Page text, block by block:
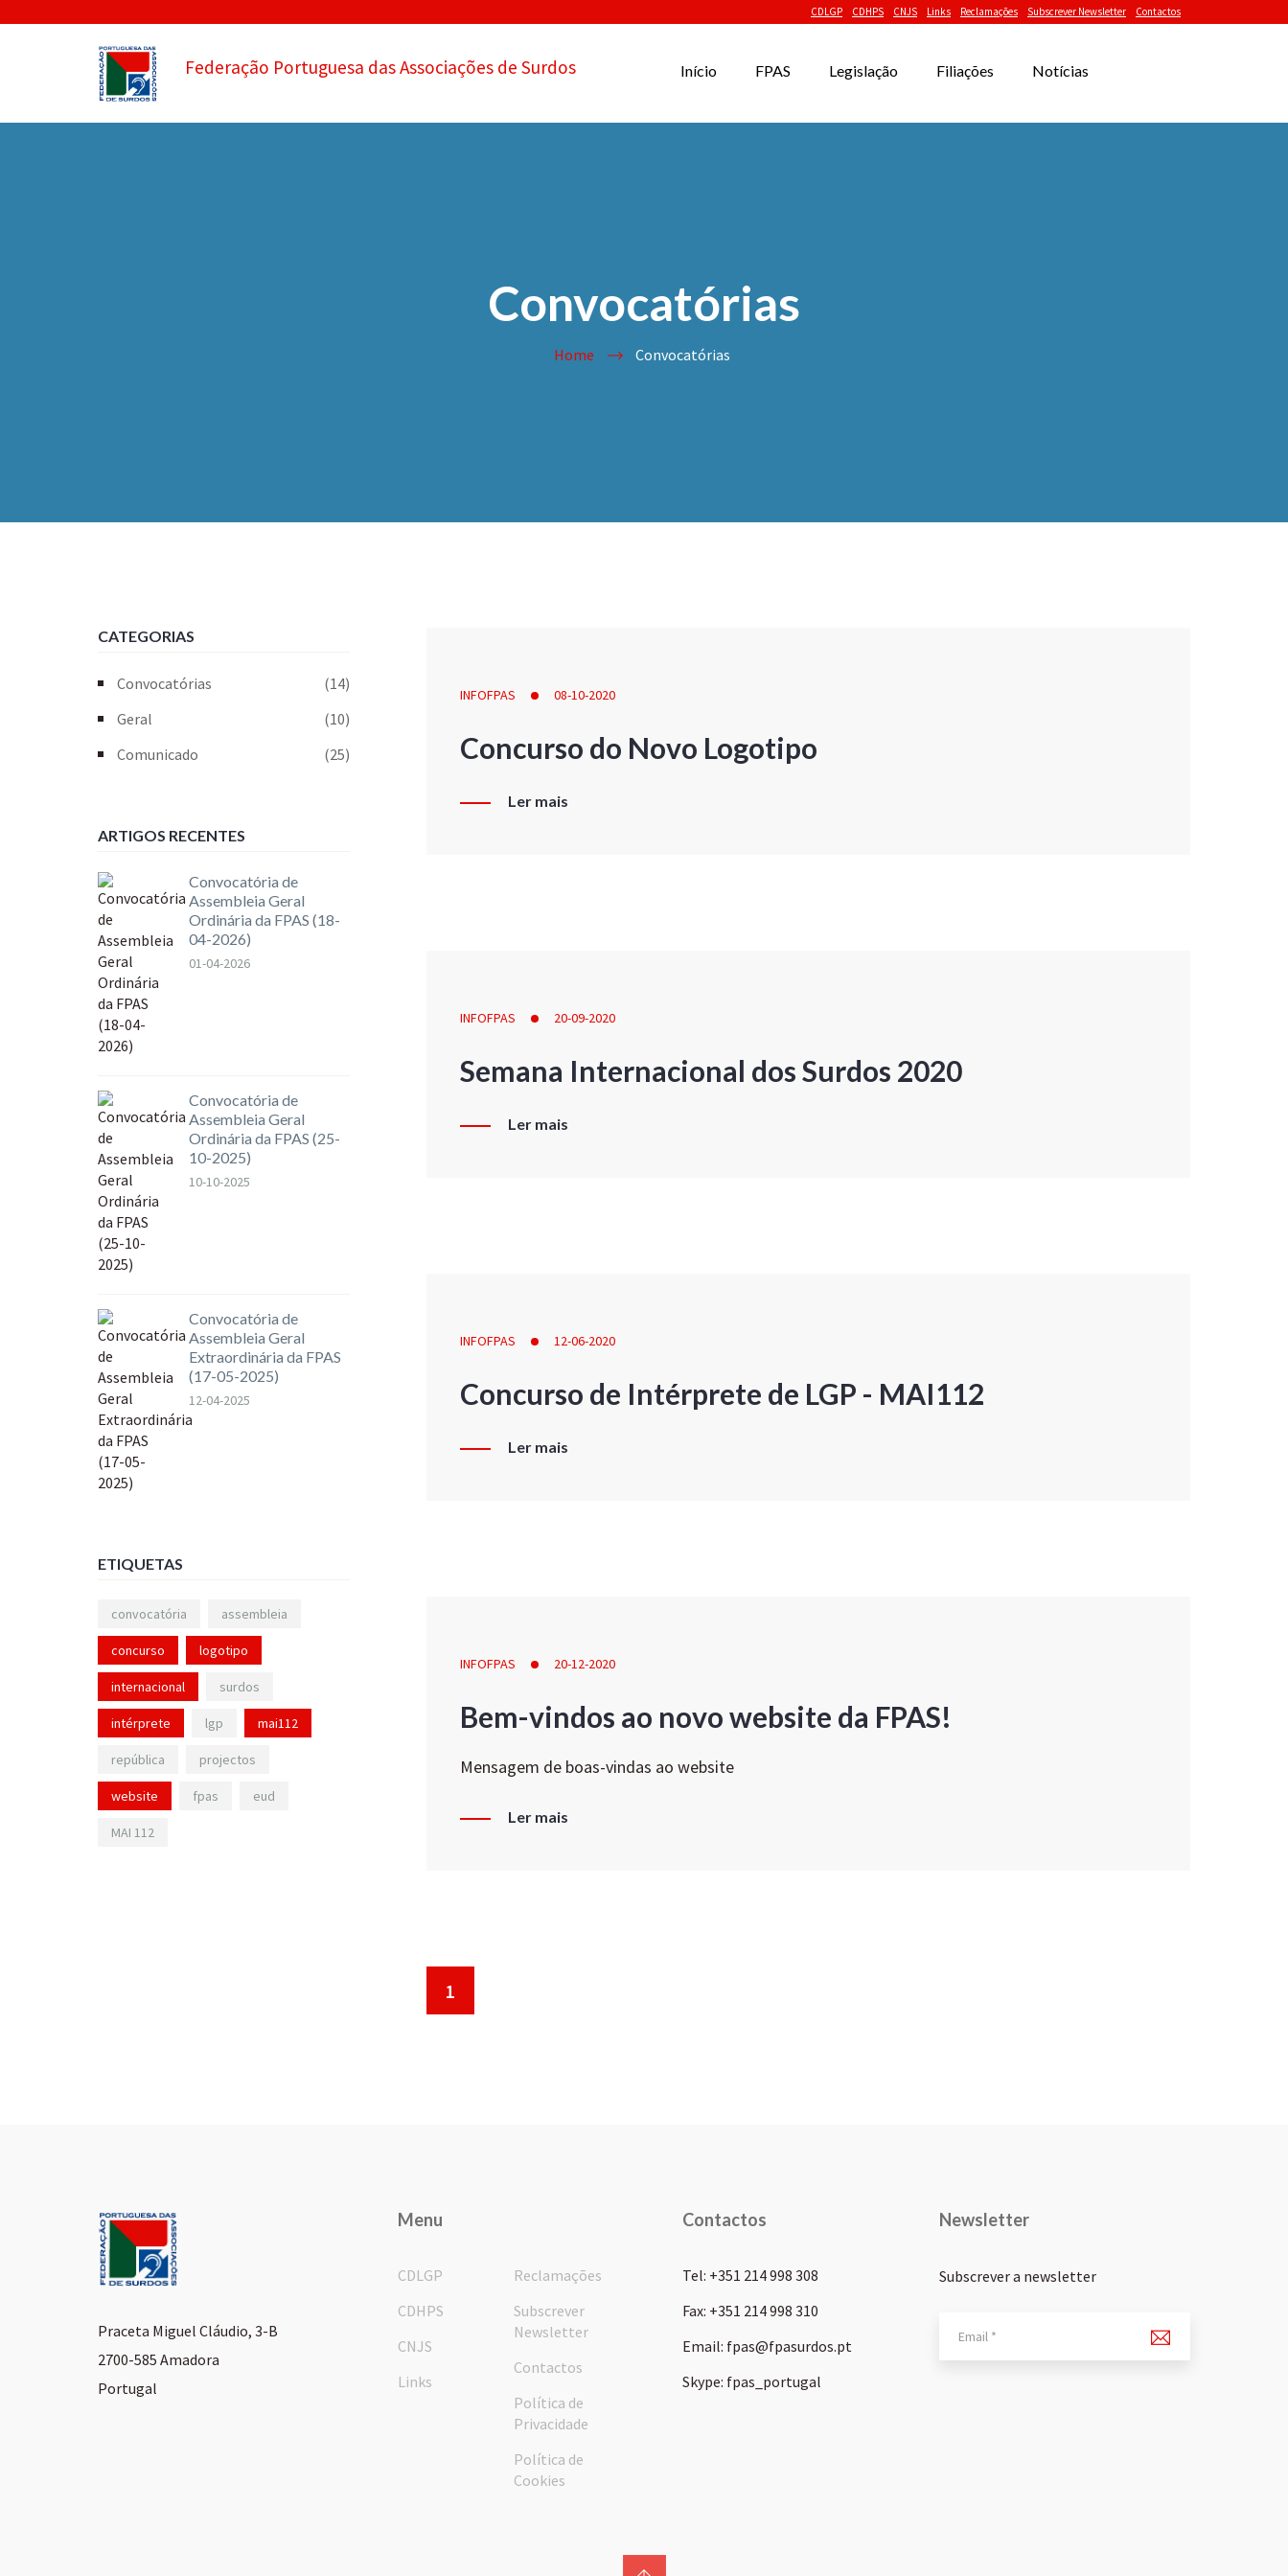
CDLGP CDHPS CNJS Links Reclamações Subscrever Newsletter Contactos
Federação Portuguesa das Associações de Surdos Início FPAS Legislação Filiações Notícias
Convocatórias
Home Convocatórias
INFOFPAS 08-10-2020
Concurso do Novo Logotipo
Ler mais
INFOFPAS 20-09-2020
Semana Internacional dos Surdos 2020
Ler mais
INFOFPAS 12-06-2020
Concurso de Intérprete de LGP - MAI112
Ler mais
INFOFPAS 20-12-2020
Bem-vindos ao novo website da FPAS!
Mensagem de boas-vindas ao website
Ler mais
1
CATEGORIAS
Convocatórias
(14)
Geral
(10)
Comunicado
(25)
ARTIGOS RECENTES
Convocatória de
Assembleia Geral
Ordinária da FPAS (18-
04-2026)
01-04-2026
Convocatória de
Assembleia Geral
Ordinária da FPAS (25-
10-2025)
10-10-2025
Convocatória de
Assembleia Geral
Extraordinária da FPAS
(17-05-2025)
12-04-2025
ETIQUETAS
convocatória assembleia
concurso logotipo
internacional surdos
intérprete lgp mai112
república projectos
website fpas eud
MAI 112
Praceta Miguel Cláudio, 3-B
2700-585 Amadora
Portugal
Menu
CDLGP
CDHPS
CNJS
Links
Reclamações
Subscrever
Newsletter
Contactos
Política de
Privacidade
Política de
Cookies
Contactos
Tel: +351 214 998 308
Fax: +351 214 998 310
Email: fpas@fpasurdos.pt
Skype: fpas_portugal
Newsletter
Subscrever a newsletter